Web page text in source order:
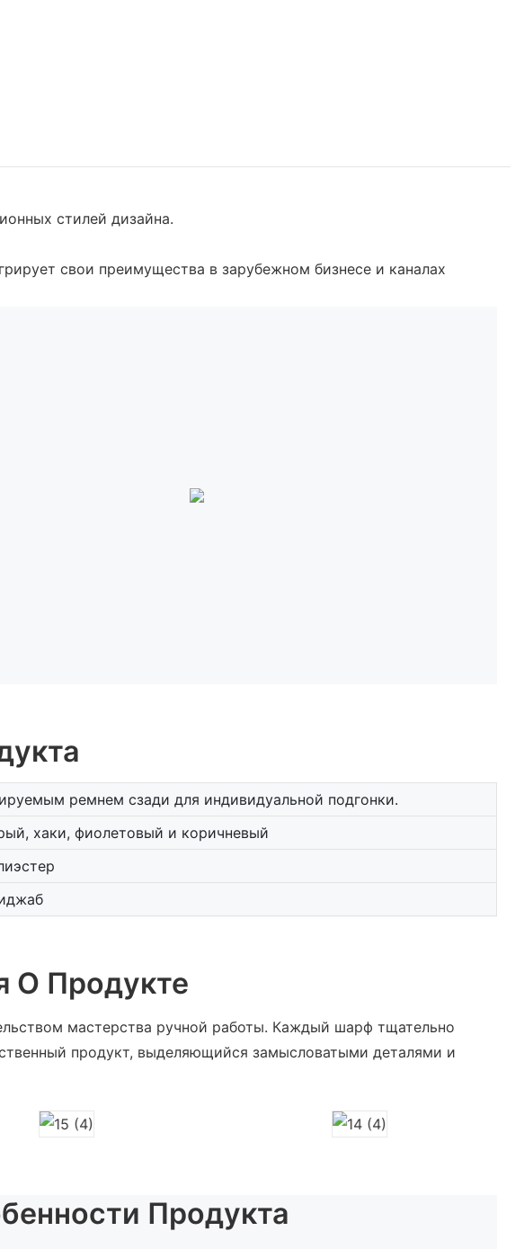
стилей дизайна.
свои преимущества в зарубежном бизнесе и каналах
ремнем сзади для индивидуальной подгонки.
хаки, фиолетовый и коричневый
О Продукте
мастерства ручной работы. Каждый шарф тщательно
продукт, выделяющийся замысловатыми деталями и
Продукта